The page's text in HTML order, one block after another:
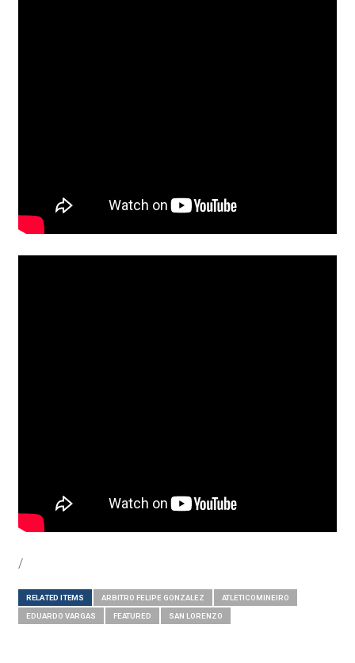
/
RELATED ITEMS ARBITRO FELIPE GONZALEZ ATLETICOMINEIRO
EDUARDO VARGAS FEATURED SAN LORENZO